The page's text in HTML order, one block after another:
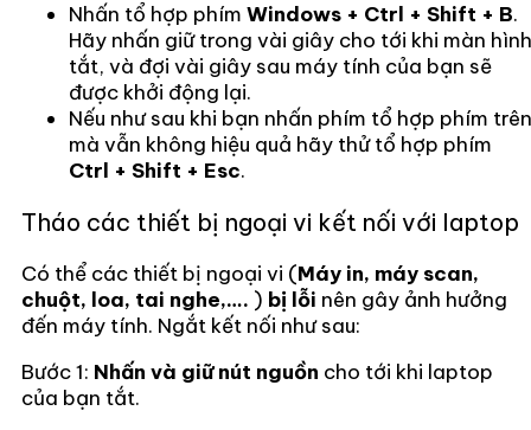
Nhấn tổ hợp phím Windows + Ctrl + Shift + B.
Hãy nhấn giữ trong vài giây cho tới khi màn hình
tắt, và đợi vài giây sau máy tính của bạn sẽ
được khởi động lại.
Nếu như sau khi bạn nhấn phím tổ hợp phím trên
mà vẫn không hiệu quả hãy thử tổ hợp phím
Ctrl + Shift + Esc.
Tháo các thiết bị ngoại vi kết nối với laptop
Có thể các thiết bị ngoại vi (Máy in, máy scan,
chuột, loa, tai nghe,…. ) bị lỗi nên gây ảnh hưởng
đến máy tính. Ngắt kết nối như sau:
Bước 1: Nhấn và giữ nút nguồn cho tới khi laptop
của bạn tắt.